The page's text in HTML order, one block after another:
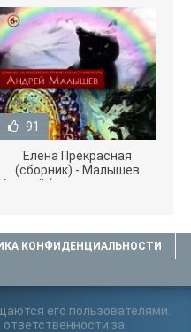
91
Елена Прекрасная
(сборник) - Малышев
Андрей (книги полностью
КОНФИДЕНЦИАЛЬНОСТИ
его пользователями.
за